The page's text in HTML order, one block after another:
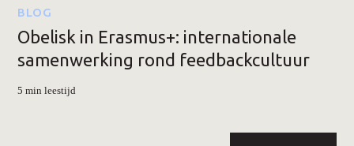
BLOG
Obelisk in Erasmus+: internationale
samenwerking rond feedbackcultuur
5 min leestijd